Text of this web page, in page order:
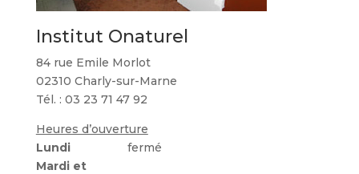
Institut Onaturel
84 rue Emile Morlot
02310 Charly-sur-Marne
Tél. : 03 23 71 47 92
Heures d’ouverture
Lundi
fermé
Mardi et